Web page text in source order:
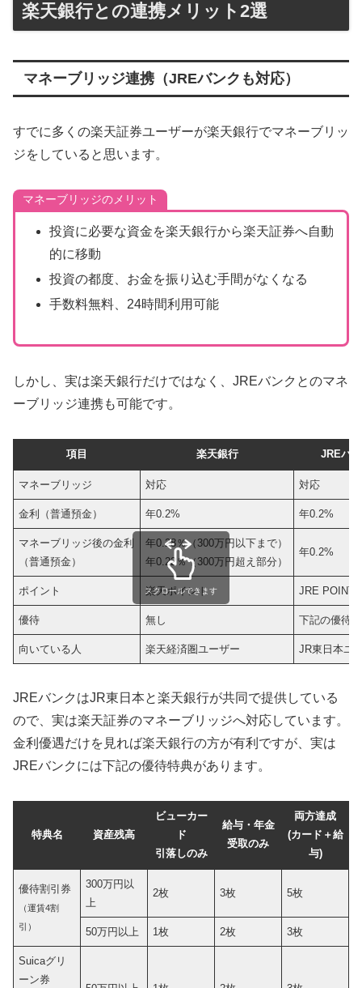
楽天銀行との連携メリット2選
マネーブリッジ連携（JREバンクも対応）
すでに多くの楽天証券ユーザーが楽天銀行でマネーブリッ
ジをしていると思います。
マネーブリッジのメリット
投資に必要な資金を楽天銀行から楽天証券へ自動
的に移動
投資の都度、お金を振り込む手間がなくなる
手数料無料、24時間利用可能
しかし、実は楽天銀行だけではなく、JREバンクとのマネ
ーブリッジ連携も可能です。
項目 楽天銀行 JREバ
マネーブリッジ 対応 対応
金利（普通預金） 年0.2% 年0.2%
マネーブリッジ後の金利
（普通預金）
年0.28％（300万円以下まで）
年0.22％（300万円超え部分）
年0.2%
ポイント 楽天ポイント JRE POINT
優待 無し 下記の優待
向いている人 楽天経済圏ユーザー JR東日本ユ
スクロールできます
JREバンクはJR東日本と楽天銀行が共同で提供している
ので、実は楽天証券のマネーブリッジへ対応しています。
金利優遇だけを見れば楽天銀行の方が有利ですが、実は
JREバンクには下記の優待特典があります。
特典名 資産残高
ビューカー
ド
引落しのみ
給与・年金
受取のみ
両方達成
(カード＋給
与)
優待割引券
（運賃4割
引）
300万円以
上
2枚 3枚 5枚
50万円以上 1枚 2枚 3枚
Suicaグリ
ーン券